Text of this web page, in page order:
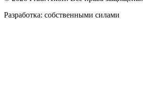
Разработка: собственными силами